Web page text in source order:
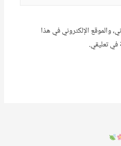
والموقع الإلكتروني في هذا
في تعليقي.